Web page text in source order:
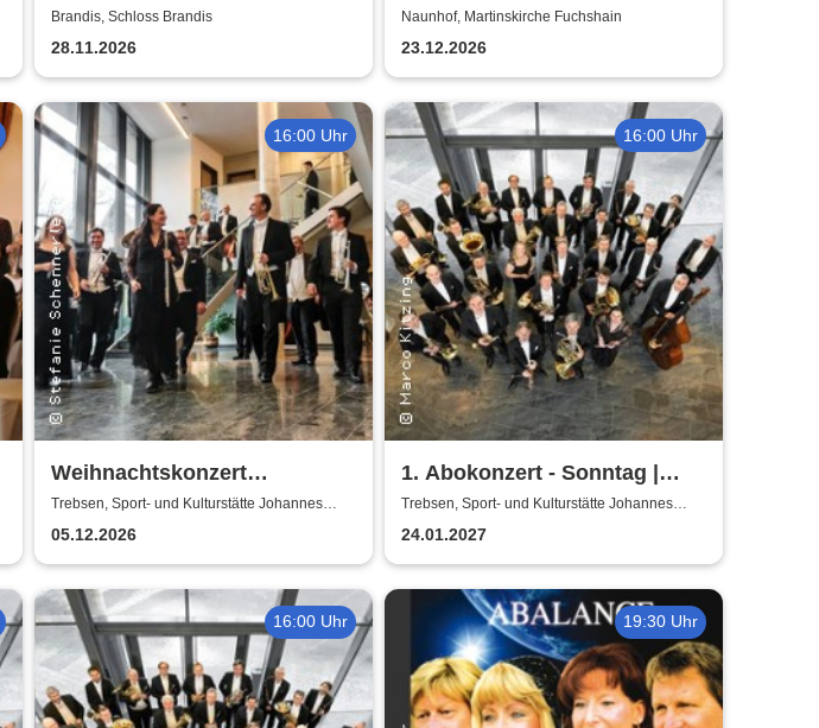
Kerzenschein -
Adventskonzert
Brandis, Schloss Brandis
28.11.2026
war gestern
Naunhof, Martinskirche Fuchshain
23.12.2026
16:00 Uhr
Weihnachtskonzert
Adventsglühen - Sächsische
Bläserphilharmonie
Trebsen, Sport- und Kulturstätte Johannes
05.12.2026
16:00 Uhr
1. Abokonzert - Sonntag |
Sächsische
Bläserphilharmonie
Trebsen, Sport- und Kulturstätte Johannes
24.01.2027
16:00 Uhr 19:30 Uhr